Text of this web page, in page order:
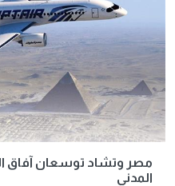
مصر وتشاد توسعان آفاق
المدني